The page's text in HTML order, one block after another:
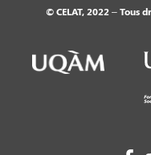
© CELAT, 2022 – Tous